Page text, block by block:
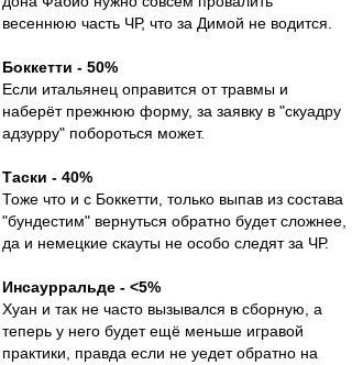
весеннюю часть ЧР, что за Димой не водится.
Боккетти - 50%
Если итальянец оправится от травмы и
наберёт прежнюю форму, за заявку в "скуадру
адзурру" побороться может.
Таски - 40%
Тоже что и с Боккетти, только выпав из состава
"бундестим" вернуться обратно будет сложнее,
да и немецкие скауты не особо следят за ЧР.
Инсаурральде - <5%
Хуан и так не часто вызывался в сборную, а
теперь у него будет ещё меньше игравой
практики, правда если не уедет обратно на